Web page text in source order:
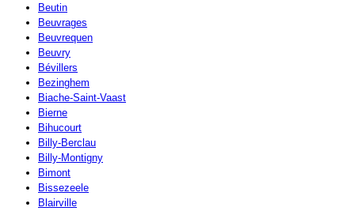
Beutin
Beuvrages
Beuvrequen
Beuvry
Bévillers
Bezinghem
Biache-Saint-Vaast
Bierne
Bihucourt
Billy-Berclau
Billy-Montigny
Bimont
Bissezeele
Blairville